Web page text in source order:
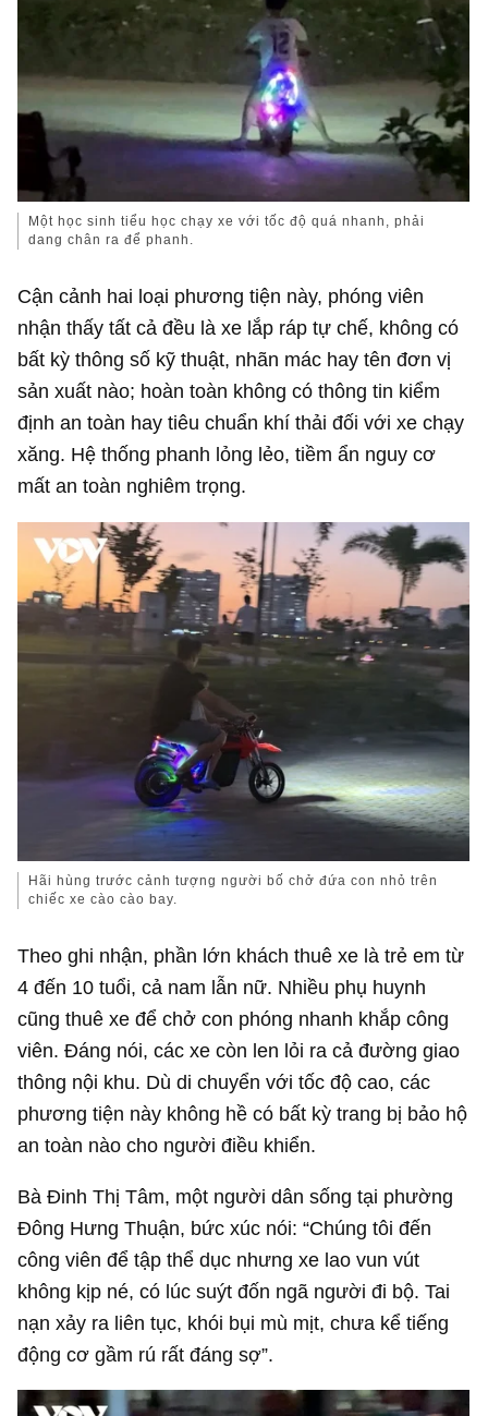
Một học sinh tiểu học chạy xe với tốc độ quá nhanh, phải
dang chân ra để phanh.
Cận cảnh hai loại phương tiện này, phóng viên
nhận thấy tất cả đều là xe lắp ráp tự chế, không có
bất kỳ thông số kỹ thuật, nhãn mác hay tên đơn vị
sản xuất nào; hoàn toàn không có thông tin kiểm
định an toàn hay tiêu chuẩn khí thải đối với xe chạy
xăng. Hệ thống phanh lỏng lẻo, tiềm ẩn nguy cơ
mất an toàn nghiêm trọng.
Hãi hùng trước cảnh tượng người bố chở đứa con nhỏ trên
chiếc xe cào cào bay.
Theo ghi nhận, phần lớn khách thuê xe là trẻ em từ
4 đến 10 tuổi, cả nam lẫn nữ. Nhiều phụ huynh
cũng thuê xe để chở con phóng nhanh khắp công
viên. Đáng nói, các xe còn len lỏi ra cả đường giao
thông nội khu. Dù di chuyển với tốc độ cao, các
phương tiện này không hề có bất kỳ trang bị bảo hộ
an toàn nào cho người điều khiển.
Bà Đinh Thị Tâm, một người dân sống tại phường
Đông Hưng Thuận, bức xúc nói: “Chúng tôi đến
công viên để tập thể dục nhưng xe lao vun vút
không kịp né, có lúc suýt đốn ngã người đi bộ. Tai
nạn xảy ra liên tục, khói bụi mù mịt, chưa kể tiếng
động cơ gầm rú rất đáng sợ”.